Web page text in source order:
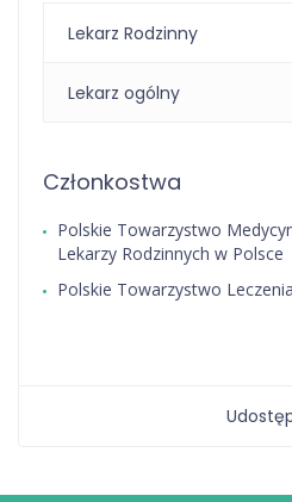
Lekarz Rodzinny
Lekarz ogólny
Członkostwa
Polskie Towarzystwo
Lekarzy Rodzinnych w Polsce
Polskie Towarzystwo